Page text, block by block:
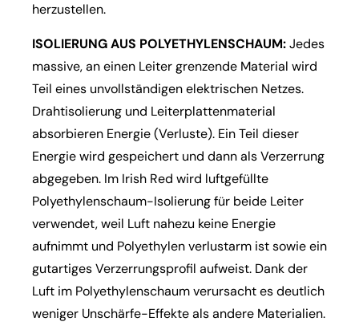
herzustellen.
ISOLIERUNG AUS POLYETHYLENSCHAUM:Jedes
massive, an einen Leiter grenzende Material wird
Teil eines unvollständigen elektrischen Netzes.
Drahtisolierung und Leiterplattenmaterial
absorbieren Energie (Verluste). Ein Teil dieser
Energie wird gespeichert und dann als Verzerrung
abgegeben. Im Irish Red wird luftgefüllte
Polyethylenschaum-Isolierung für beide Leiter
verwendet, weil Luft nahezu keine Energie
aufnimmt und Polyethylen verlustarm ist sowie ein
gutartiges Verzerrungsprofil aufweist. Dank der
Luft im Polyethylenschaum verursacht es deutlich
weniger Unschärfe-Effekte als andere Materialien.